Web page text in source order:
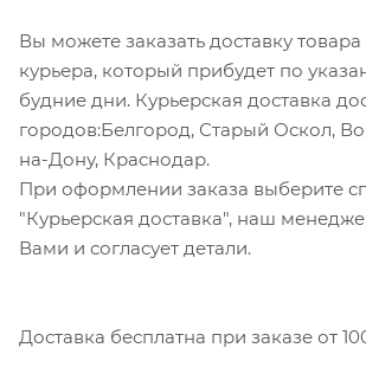
Вы можете заказать доставку
курьера, который прибудет по
будние дни. Курьерская доставка
городов:Белгород, Старый Оскол,
на-Дону, Краснодар.
При оформлении заказа выберите
"Курьерская доставка", наш
Вами и согласует детали.
Доставка бесплатна при заказе от